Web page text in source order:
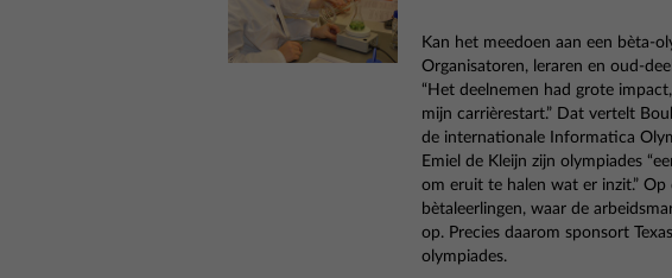
Kan het meedoen aan een bèta-
Organisatoren, leraren en oud-
“Het deelnemen had grote
mijn carrièrestart.” Dat vertelt
de internationale Informatica
Emiel de Kleijn zijn olympiades
om eruit te halen wat er inzit.”
bètaleerlingen, waar de
op. Precies daarom sponsort
olympiades.